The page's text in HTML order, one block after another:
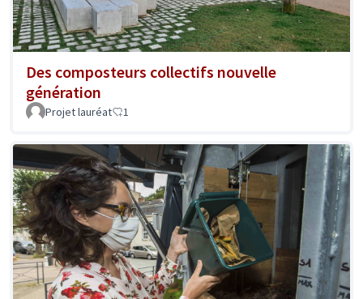
Des composteurs collectifs nouvelle
génération
Projet lauréat 1